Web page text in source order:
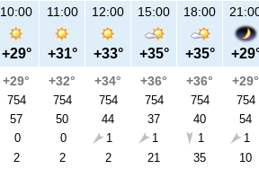
10:00
+29°
+29°
754
57
0
2
11:00
+31°
+32°
754
50
0
2
12:00
+33°
+34°
754
44
1
2
15:00
+35°
+36°
754
37
1
21
18:00
+35°
+36°
754
40
1
35
+29°
754
54
1
10